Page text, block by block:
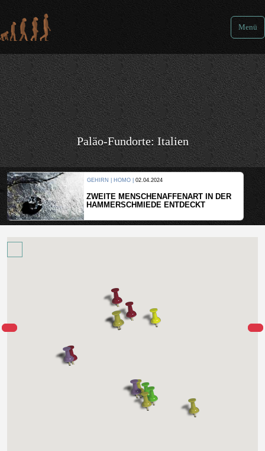
Menü
Paläo-Fundorte: Italien
GEHIRN | HOMO | 02.04.2024
ZWEITE MENSCHENAFFENART IN DER
HAMMERSCHMIEDE ENTDECKT